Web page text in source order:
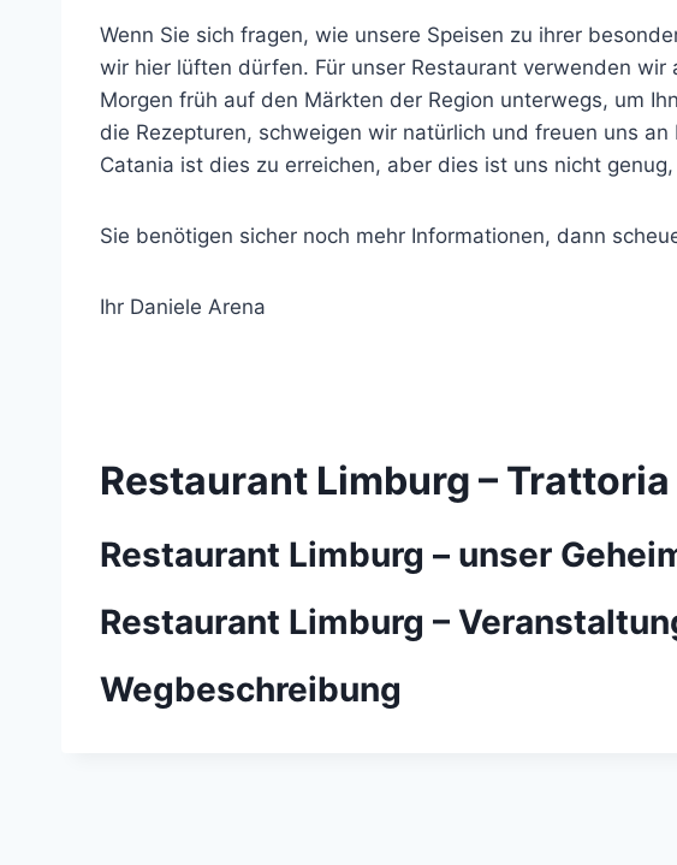
Wenn Sie sich fragen, wie unsere Speisen zu ihrer
wir hier lüften dürfen. Für unser Restaurant verwenden
Morgen früh auf den Märkten der Region unterwegs, um
die Rezepturen, schweigen wir natürlich und freuen uns
Catania ist dies zu erreichen, aber dies ist uns nicht
Sie benötigen sicher noch mehr Informationen, dann
Ihr Daniele Arena
Restaurant Limburg –
Restaurant Limburg – unser
Restaurant Limburg –
Wegbeschreibung